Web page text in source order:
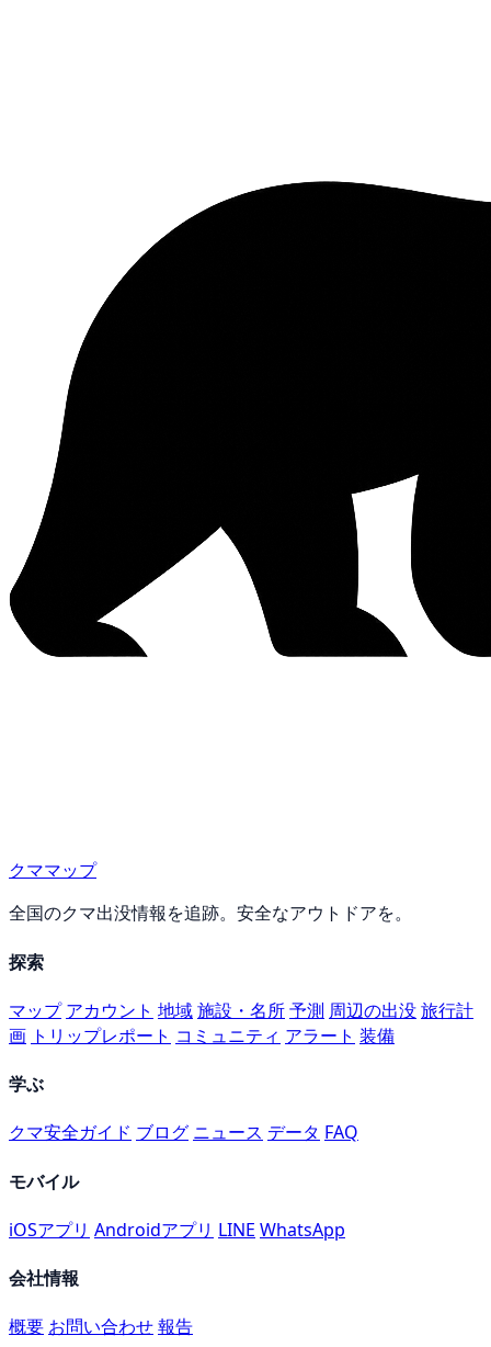
クママップ
全国のクマ出没情報を追跡。安全なアウトドアを。
探索
マップ アカウント 地域施設・名所予測 周辺の出没旅行計
画 トリップレポート コミュニティ アラート 装備
学ぶ
クマ安全ガイド ブログ ニュース データ FAQ
モバイル
iOSアプリ Androidアプリ LINE WhatsApp
会社情報
概要 お問い合わせ報告